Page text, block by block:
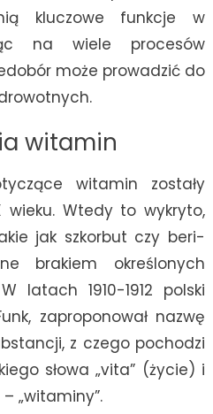
źródła
diecie.
kluczowe funkcje w
na wiele procesów
może prowadzić do
witamin
witamin zostały
wieku. Wtedy to wykryto,
jak szkorbut czy beri-
brakiem określonych
latach 1910-1912 polski
zaproponował nazwę
z czego pochodzi
słowa „vita” (życie) i
„witaminy”.